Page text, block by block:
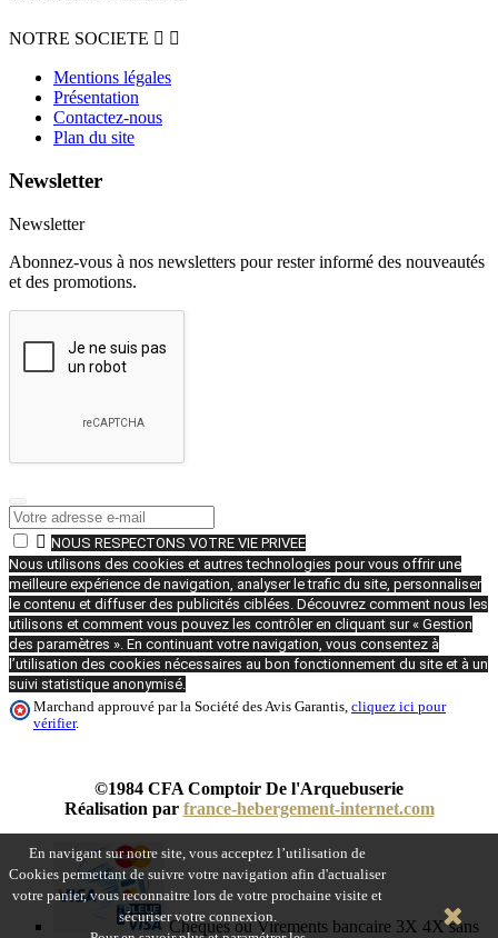
En navigant sur notre site, vous acceptez l’utilisation de
Cookies permettant de suivre votre navigation afin d'actualiser
votre panier, vous reconnaitre lors de votre prochaine visite et
sécuriser votre connexion.
NOTRE SOCIETE  
Mentions légales
Présentation
Contactez-nous
Plan du site
Newsletter
Newsletter
Abonnez-vous à nos newsletters pour rester informé des nouveautés
et des promotions.
 NOUS RESPECTONS VOTRE VIE PRIVEE
Nous utilisons des cookies et autres technologies pour vous offrir une
meilleure expérience de navigation, analyser le trafic du site, personnaliser
le contenu et diffuser des publicités ciblées. Découvrez comment nous les
utilisons et comment vous pouvez les contrôler en cliquant sur « Gestion
des paramètres ». En continuant votre navigation, vous consentez à
l’utilisation des cookies nécessaires au bon fonctionnement du site et à un
suivi statistique anonymisé.
Marchand approuvé par la Société des Avis Garantis, cliquez ici pour
vérifier.
©1984 CFA Comptoir De l'Arquebuserie
Réalisation par france-hebergement-internet.com
Chèques ou Virements bancaire 3X 4X sans